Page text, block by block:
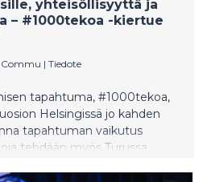
yhteisöllisyyttä ja
– #1000tekoa -kiertue
Commu | Tiedote
tapahtuma, #1000tekoa,
Helsingissä jo kahden
tapahtuman vaikutus
tehdään myös Turussa.